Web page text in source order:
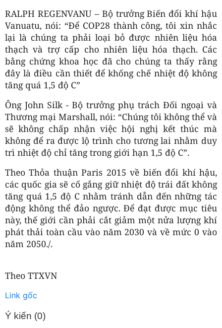
RALPH REGENVANU – Bộ trưởng Biến đổi khí hậu
Vanuatu, nói: “Để COP28 thành công, tôi xin nhắc
lại là chúng ta phải loại bỏ được nhiên liệu hóa
thạch và trợ cấp cho nhiên liệu hóa thạch. Các
bằng chứng khoa học đã cho chúng ta thấy rằng
đây là điều cần thiết để khống chế nhiệt độ không
tăng quá 1,5 độ C”
Ông John Silk - Bộ trưởng phụ trách Đối ngoại và
Thương mại Marshall, nói: “Chúng tôi không thể và
sẽ không chấp nhận việc hội nghị kết thúc mà
không để ra được lộ trình cho tương lai nhằm duy
trì nhiệt độ chỉ tăng trong giới hạn 1,5 độ C”.
Theo Thỏa thuận Paris 2015 về biến đổi khí hậu,
các quốc gia sẽ cố gắng giữ nhiệt độ trái đất không
tăng quá 1,5 độ C nhằm tránh dẫn đến những tác
động không thể đảo ngược. Để đạt được mục tiêu
này, thế giới cần phải cắt giảm một nửa lượng khí
phát thải toàn cầu vào năm 2030 và về mức 0 vào
năm 2050./.
Theo TTXVN
Link gốc
Ý kiến (0)